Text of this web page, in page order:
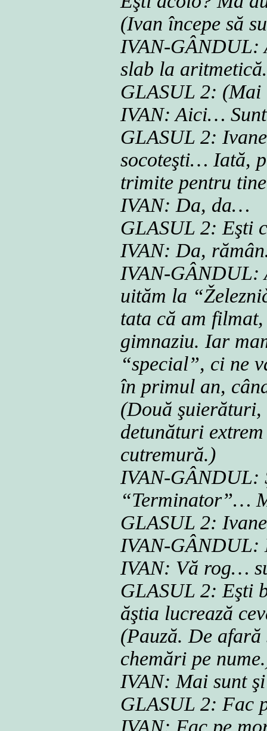
(Ivan începe să
IVAN-GÂNDUL:
slab la
GLASUL 2: (Mai
IVAN: Aici…
GLASUL 2:
socoteşti… Iată,
trimite pentru
IVAN: Da, da…
GLASUL 2: Eşti
IVAN: Da,
IVAN-GÂNDUL:
uităm la
tata că am
gimnaziu. Iar
“special”, ci ne
în primul an,
(Două
detunături
cutremură.)
IVAN-GÂNDUL:
“Terminator”…
GLASUL 2:
IVAN-
IVAN: Vă rog…
GLASUL 2: Eşti
ăştia lucrează
(Pauză. De
chemări pe
IVAN: Mai sunt
GLASUL 2: Fac
IVAN: Fac pe